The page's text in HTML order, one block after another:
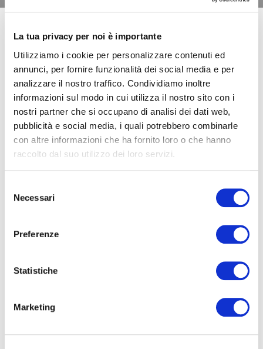
La tua privacy per noi è importante
Utilizziamo i cookie per personalizzare contenuti ed
annunci, per fornire funzionalità dei social media e per
analizzare il nostro traffico. Condividiamo inoltre
informazioni sul modo in cui utilizza il nostro sito con i
nostri partner che si occupano di analisi dei dati web,
pubblicità e social media, i quali potrebbero combinarle
con altre informazioni che ha fornito loro o che hanno
raccolto dal suo utilizzo dei loro servizi.
delNecessari
Preferenze
Statistiche
Marketing
C’è un accessorio che accomuna Jane Fonda in “Grace
and Frankie” ad Anthony Hopkins in “Quel che resta del
giorno”, Hugh Laurie di “Dr. House” al personaggio
letterario di Sherlock Holmes, Napoleone Bonaparte a
Winston Churchill:il bastone da passeggio.
Un dettaglio di stile, in grado di caratterizzare il
personaggio, cadenzandone l’incedere, in sicurezza e con
Il bastone da passeggio è oggi dentro e fuori dai libri,
costituisce un accessorio da selezionare con cura ed
Vediamo come individuare per sé o per i propri cari il